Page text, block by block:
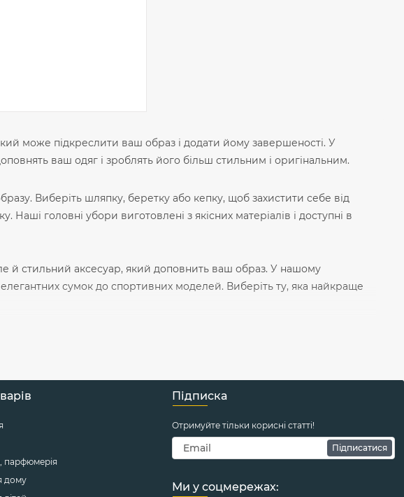
може підкреслити ваш образ і додати йому завершеності. У
ваш одяг і зроблять його більш стильним і оригінальним.
Виберіть шляпку, беретку або кепку, щоб захистити себе від
Наші головні убори виготовлені з якісних матеріалів і доступні в
й стильний аксесуар, який доповнить ваш образ. У нашому
елегантних сумок до спортивних моделей. Виберіть ту, яка найкраще
аксесуар, який додасть вам шарму і стилю. У нашому асортименті
ви йдете. У нашому асортименті ви знайдете галстуки і краватки
вашу індивідуальність і додасть шарму до вашого вигляду.
стиль і зробити його більш елегантним або спортивним. Виберіть
парфюмерія
дому
Підписка
Отримуйте тільки корисні статті!
Підписатися
Ми у соцмережах: